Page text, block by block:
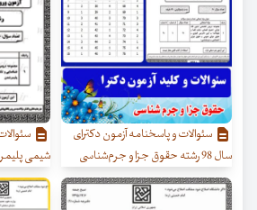
سئوالات و پاسخنامه آزمون دکترای
سال 98 رشته حقوق جزا و جرم‌شناسی
شیمی پلیمر